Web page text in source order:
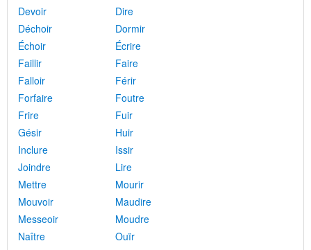
Devoir
Dire
Déchoir
Dormir
Échoir
Écrire
Faillir
Faire
Falloir
Férir
Forfaire
Foutre
Frire
Fuir
Gésir
Huir
Inclure
Issir
Joindre
Lire
Mettre
Mourir
Mouvoir
Maudire
Messeoir
Moudre
Naître
Ouïr